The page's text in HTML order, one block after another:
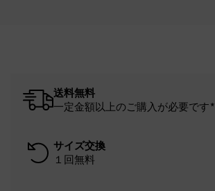
送料無料
一定金額以上のご購入が必要です*
サイズ交換
１回無料